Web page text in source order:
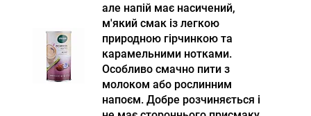
але напій має насичений,
м'який смак із легкою
природною гірчинкою та
карамельними нотками.
Особливо смачно пити з
молоком або рослинним
напоєм. Добре розчиняється і